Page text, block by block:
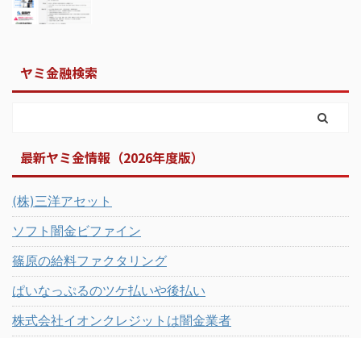
ヤミ金融検索
最新ヤミ金情報（2026年度版）
(株)三洋アセット
ソフト闇金ビファイン
篠原の給料ファクタリング
ぱいなっぷるのツケ払いや後払い
株式会社イオンクレジットは闇金業者